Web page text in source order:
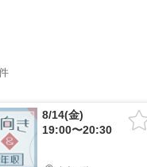
8/14(金)
19:00〜20:30